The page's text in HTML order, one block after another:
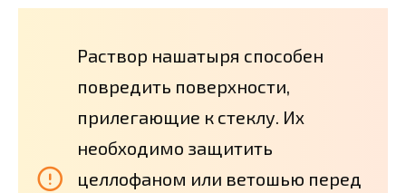
Раствор нашатыря способен
повредить поверхности,
прилегающие к стеклу. Их
необходимо защитить
целлофаном или ветошью перед